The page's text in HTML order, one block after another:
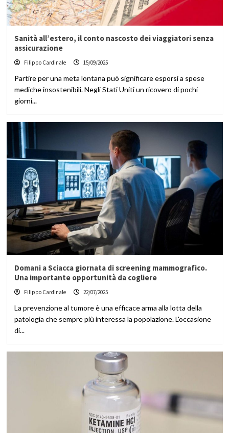
Sanità all’estero, il conto nascosto dei viaggiatori senza
assicurazione
Filippo Cardinale 15/09/2025
Partire per una meta lontana può significare esporsi a spese
mediche insostenibili. Negli Stati Uniti un ricovero di pochi
giorni...
Domani a Sciacca giornata di screening mammografico.
Una importante opportunità da cogliere
Filippo Cardinale 22/07/2025
La prevenzione al tumore è una efficace arma alla lotta della
patologia che sempre più interessa la popolazione. L'occasione
di...